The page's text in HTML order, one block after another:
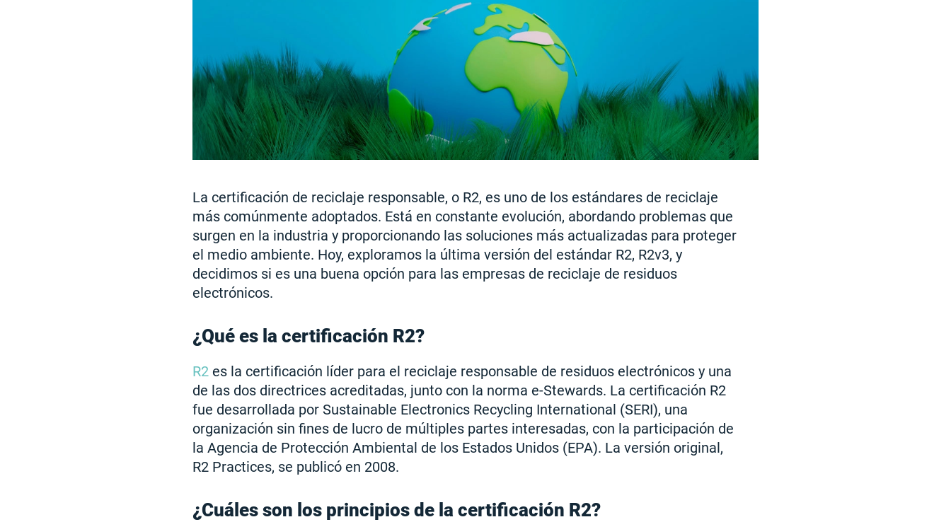
La certificación de reciclaje responsable, o R2, es uno de los estándares de reciclaje
más comúnmente adoptados. Está en constante evolución, abordando problemas que
surgen en la industria y proporcionando las soluciones más actualizadas para proteger
el medio ambiente. Hoy, exploramos la última versión del estándar R2, R2v3, y
decidimos si es una buena opción para las empresas de reciclaje de residuos
electrónicos.
¿Qué es la certificación R2?
R2 es la certificación líder para el reciclaje responsable de residuos electrónicos y una
de las dos directrices acreditadas, junto con la norma e-Stewards. La certificación R2
fue desarrollada por Sustainable Electronics Recycling International (SERI), una
organización sin fines de lucro de múltiples partes interesadas, con la participación de
la Agencia de Protección Ambiental de los Estados Unidos (EPA). La versión original,
R2 Practices, se publicó en 2008.
¿Cuáles son los principios de la certificación R2?